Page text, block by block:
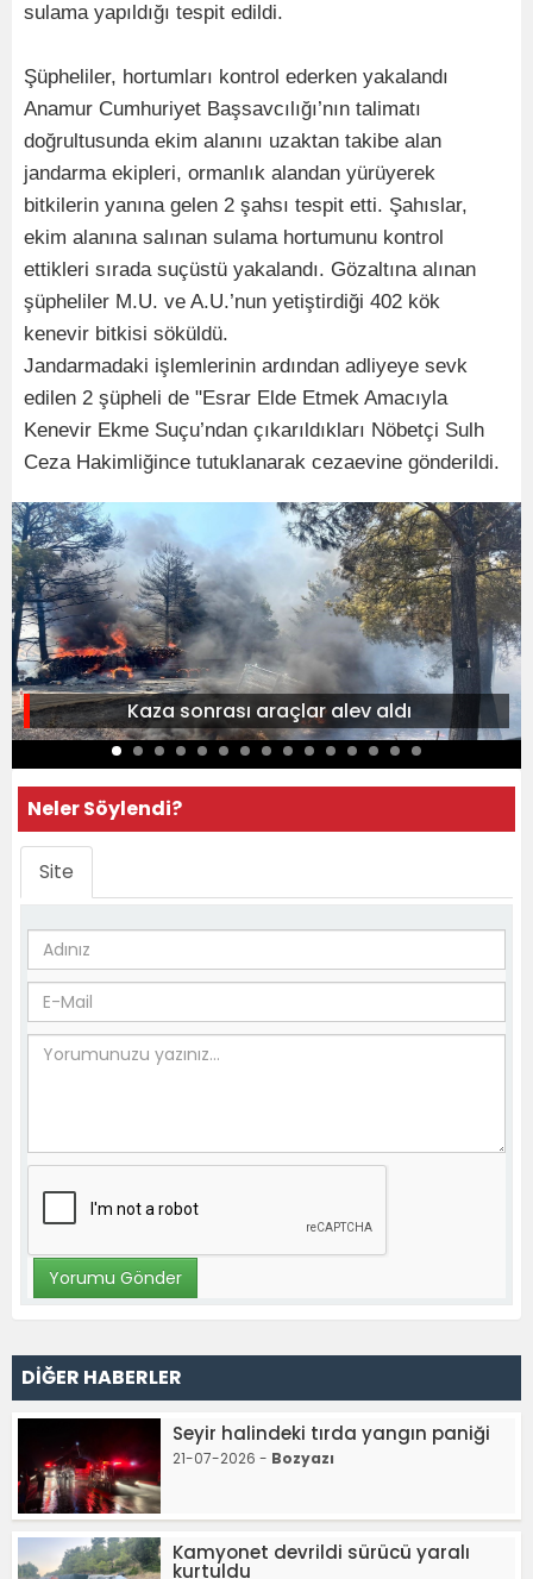
sulama yapıldığı tespit edildi.
Şüpheliler, hortumları kontrol ederken yakalandı
Anamur Cumhuriyet Başsavcılığı’nın talimatı
doğrultusunda ekim alanını uzaktan takibe alan
jandarma ekipleri, ormanlık alandan yürüyerek
bitkilerin yanına gelen 2 şahsı tespit etti. Şahıslar,
ekim alanına salınan sulama hortumunu kontrol
ettikleri sırada suçüstü yakalandı. Gözaltına alınan
şüpheliler M.U. ve A.U.’nun yetiştirdiği 402 kök
kenevir bitkisi söküldü.
Jandarmadaki işlemlerinin ardından adliyeye sevk
edilen 2 şüpheli de "Esrar Elde Etmek Amacıyla
Kenevir Ekme Suçu’ndan çıkarıldıkları Nöbetçi Sulh
Ceza Hakimliğince tutuklanarak cezaevine gönderildi.
Kaza sonrası araçlar alev aldı
Neler Söylendi?
Site
DİĞER HABERLER
Seyir halindeki tırda yangın paniği
21-07-2026 - Bozyazı
Kamyonet devrildi sürücü yaralı
kurtuldu